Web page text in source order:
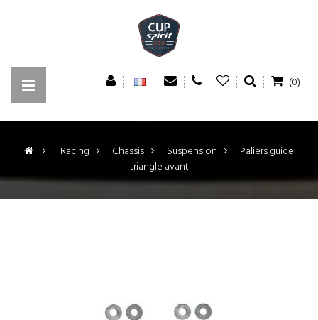
(0)
> Racing > Chassis > Suspension >
Paliers guide
triangle avant